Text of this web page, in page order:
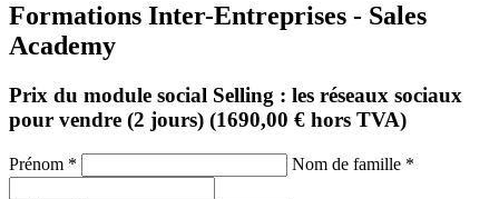
Formations Inter-Entreprises - Sales
Academy
Prix du module social Selling : les réseaux sociaux
pour vendre (2 jours) (1690,00 € hors TVA)
Prénom * Nom de famille *